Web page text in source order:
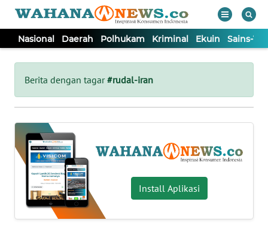
Nasional Daerah Polhukam Kriminal Ekuin Sains-
Berita dengan tagar#rudal-iran
Install Aplikasi
Tutup
NASIONAL
DAERAH
POLHUKAM
KRIMINAL